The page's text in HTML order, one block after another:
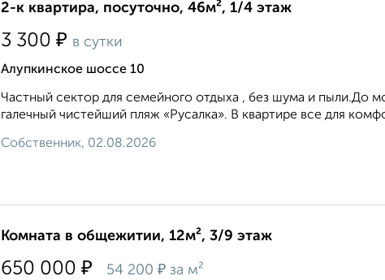
2-к квартира, посуточно, 46м², 1/4 этаж
3 300 ₽ в сутки
Алупкинское шоссе 10
Частный сектор для семейного отдыха , без шума и пыли.До
галечный чистейший пляж «Русалка». В квартире все для
Собственник, 02.08.2026
Комната в общежитии, 12м², 3/9 этаж
650 000 ₽ 54 200 ₽ за м²